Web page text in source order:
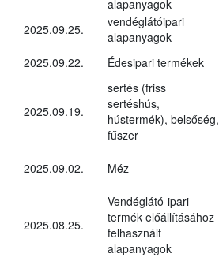
alapanyagok
2025.09.25.
vendéglátóipari
alapanyagok
2025.09.22. Édesipari termékek
2025.09.19.
sertés (friss
sertéshús,
hústermék), belsőség,
fűszer
2025.09.02. Méz
2025.08.25.
Vendéglátó-ipari
termék előállításához
felhasznált
alapanyagok